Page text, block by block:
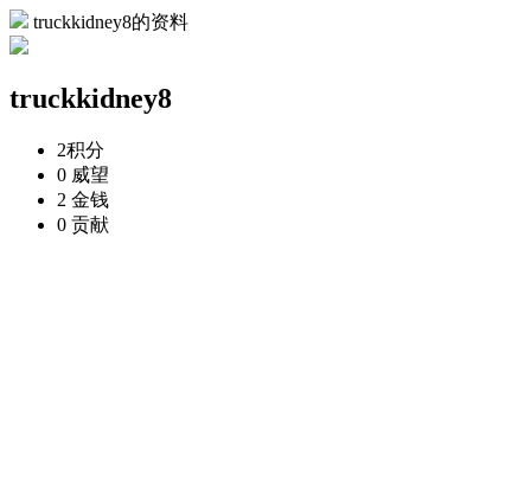
truckkidney8的资料
truckkidney8
2积分
0 威望
2 金钱
0 贡献